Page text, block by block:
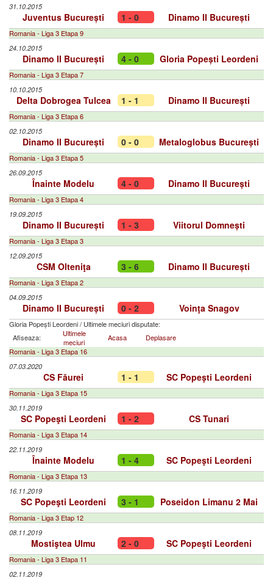
31.10.2015
Juventus București 1 - 0 Dinamo II București
Romania - Liga 3 Etapa 9
24.10.2015
Dinamo II București 4 - 0 Gloria Popești Leordeni
Romania - Liga 3 Etapa 7
10.10.2015
Delta Dobrogea Tulcea 1 - 1 Dinamo II București
Romania - Liga 3 Etapa 6
02.10.2015
Dinamo II București 0 - 0 Metaloglobus București
Romania - Liga 3 Etapa 5
26.09.2015
Înainte Modelu 4 - 0 Dinamo II București
Romania - Liga 3 Etapa 4
19.09.2015
Dinamo II București 1 - 3 Viitorul Domnești
Romania - Liga 3 Etapa 3
12.09.2015
CSM Olteniţa 3 - 6 Dinamo II București
Romania - Liga 3 Etapa 2
04.09.2015
Dinamo II București 0 - 2 Voinţa Snagov
Gloria Popești Leordeni/ Ultimele meciuri disputate:
Afiseaza:
Ultimele
meciuri
Acasa
Deplasare
Romania - Liga 3 Etapa 16
07.03.2020
CS Făurei 1 - 1 SC Popeşti Leordeni
Romania - Liga 3 Etapa 15
30.11.2019
SC Popeşti Leordeni 1 - 2 CS Tunari
Romania - Liga 3 Etapa 14
22.11.2019
Înainte Modelu 1 - 4 SC Popeşti Leordeni
Romania - Liga 3 Etapa 13
16.11.2019
SC Popeşti Leordeni 3 - 1 Poseidon Limanu 2 Mai
Romania - Liga 3 Etap 12
08.11.2019
Mostiştea Ulmu 2 - 0 SC Popeşti Leordeni
Romania - Liga 3 Etapa 11
02.11.2019